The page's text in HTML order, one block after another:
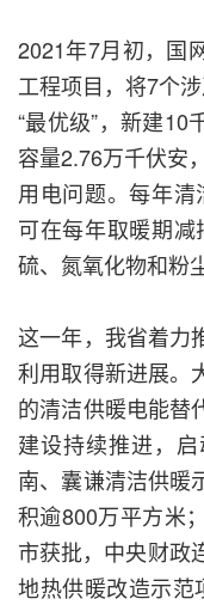
2021年7月初，国
工程项目，将7个
“最优级”，新建10
容量2.76万千伏安
用电问题。每年清
可在每年取暖期
硫、氮氧化物和粉
这一年，我省着力
利用取得新进展。
的清洁供暖电能替
建设持续推进，
南、囊谦清洁供暖
积逾800万平方米
市获批，中央财政
地热供暖改造示范